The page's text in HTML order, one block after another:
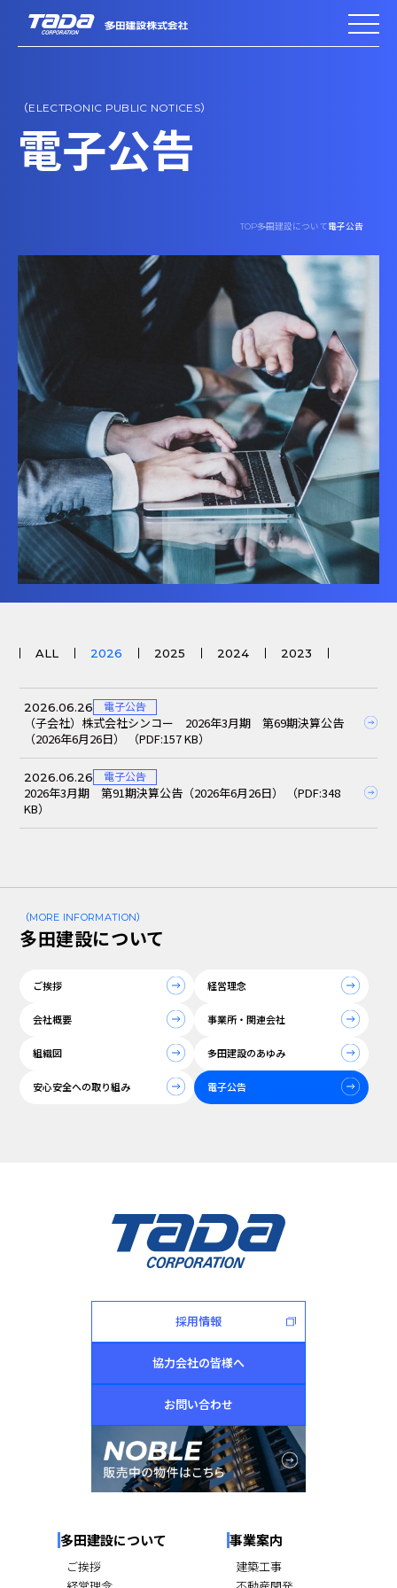
（ELECTRONIC PUBLIC NOTICES）
電子公告
TOP多田建設について電子公告
ALL 2026 2025 2024 2023
2026.06.26 電子公告
（子会社）株式会社シンコー 2026年3月期 第69期決算公告
（2026年6月26日） （PDF:157 KB）
2026.06.26 電子公告
2026年3月期 第91期決算公告（2026年6月26日） （PDF:348
KB）
（MORE INFORMATION）
多田建設について
ご挨拶 経営理念
会社概要 事業所・関連会社
組織図 多田建設のあゆみ
安心安全への取り組み 電子公告
採用情報
協力会社の皆様へ
お問い合わせ
多田建設について
ご挨拶
事業案内
建築工事